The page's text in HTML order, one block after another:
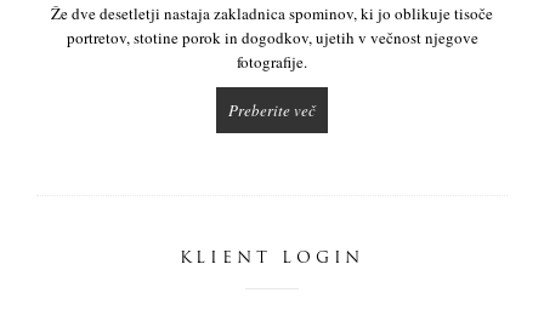
Že dve desetletji nastaja zakladnica spominov, ki jo oblikuje tisoče
portretov, stotine porok in dogodkov, ujetih v večnost njegove
fotografije.
Preberite več
KLIENT LOGIN